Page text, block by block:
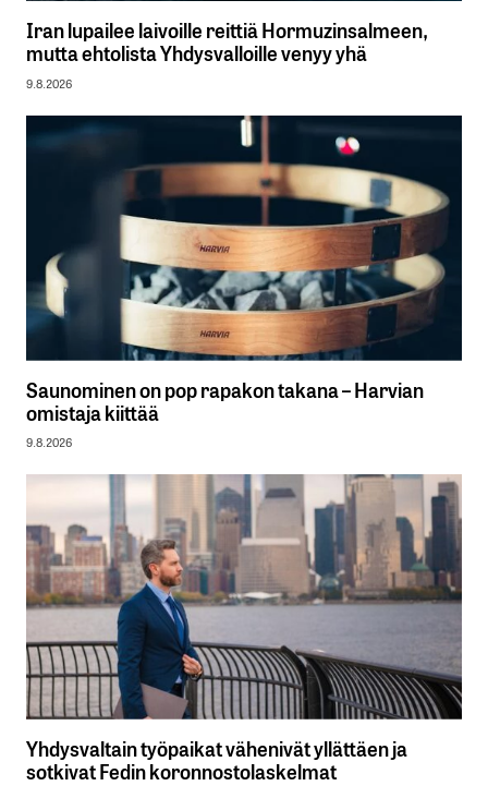
Iran lupailee laivoille reittiä Hormuzinsalmeen,
mutta ehtolista Yhdysvalloille venyy yhä
9.8.2026
Saunominen on pop rapakon takana – Harvian
omistaja kiittää
9.8.2026
Yhdysvaltain työpaikat vähenivät yllättäen ja
sotkivat Fedin koronnostolaskelmat